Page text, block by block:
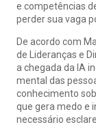
e competências
perder sua vaga
De acordo com
de Lideranças e
a chegada da IA
mental das
conhecimento
que gera medo e
necessário